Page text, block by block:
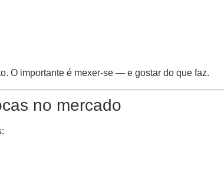
O importante é mexer-se — e gostar do que faz.
no mercado